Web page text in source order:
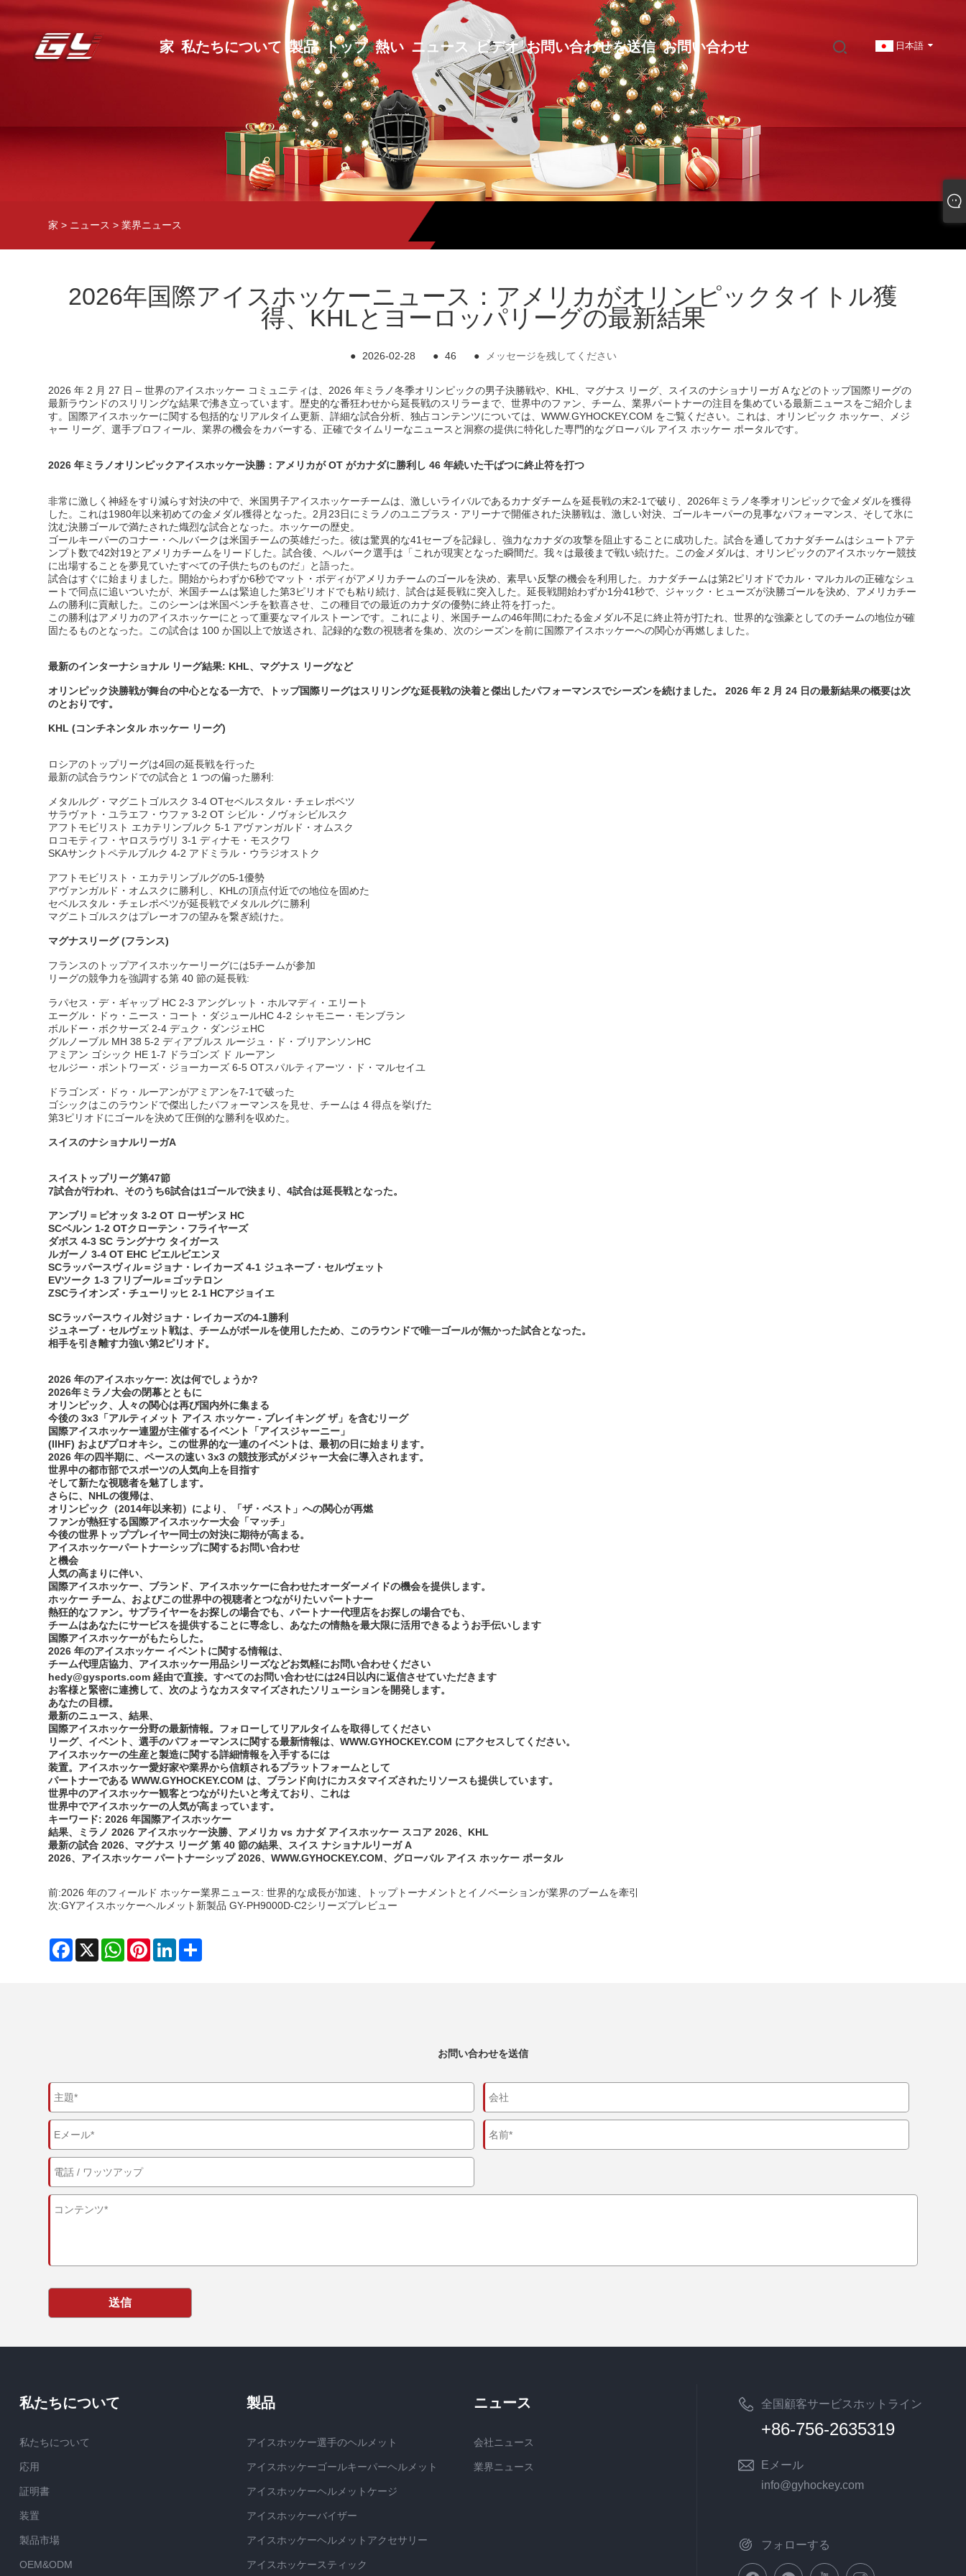
日本語
家 私たちについて 製品 トップ 熱い ニュース ビデオ お問い合わせを送信 お問い合わせ
家 > ニュース >業界ニュース
2026年国際アイスホッケーニュース：アメリカがオリンピックタイトル獲
得、KHLとヨーロッパリーグの最新結果
● 2026-02-28 ● 46 ● メッセージを残してください
2026 年 2 月 27 日 – 世界のアイスホッケー コミュニティは、2026 年ミラノ冬季オリンピックの男子決勝戦や、KHL、マグナス リーグ、スイスのナショナリーガ A などのトップ国際リーグの
最新ラウンドのスリリングな結果で沸き立っています。歴史的な番狂わせから延長戦のスリラーまで、世界中のファン、チーム、業界パートナーの注目を集めている最新ニュースをご紹介しま
す。国際アイスホッケーに関する包括的なリアルタイム更新、詳細な試合分析、独占コンテンツについては、WWW.GYHOCKEY.COM をご覧ください。これは、オリンピック ホッケー、メジ
ャー リーグ、選手プロフィール、業界の機会をカバーする、正確でタイムリーなニュースと洞察の提供に特化した専門的なグローバル アイス ホッケー ポータルです。
2026 年ミラノオリンピックアイスホッケー決勝：アメリカが OT がカナダに勝利し 46 年続いた干ばつに終止符を打つ
非常に激しく神経をすり減らす対決の中で、米国男子アイスホッケーチームは、激しいライバルであるカナダチームを延長戦の末2-1で破り、2026年ミラノ冬季オリンピックで金メダルを獲得
した。これは1980年以来初めての金メダル獲得となった。2月23日にミラノのユニプラス・アリーナで開催された決勝戦は、激しい対決、ゴールキーパーの見事なパフォーマンス、そして氷に
沈む決勝ゴールで満たされた熾烈な試合となった。ホッケーの歴史。
ゴールキーパーのコナー・ヘルバークは米国チームの英雄だった。彼は驚異的な41セーブを記録し、強力なカナダの攻撃を阻止することに成功した。試合を通してカナダチームはシュートアテ
ンプト数で42対19とアメリカチームをリードした。試合後、ヘルバーク選手は「これが現実となった瞬間だ。我々は最後まで戦い続けた。この金メダルは、オリンピックのアイスホッケー競技
に出場することを夢見ていたすべての子供たちのものだ」と語った。
試合はすぐに始まりました。開始からわずか6秒でマット・ボディがアメリカチームのゴールを決め、素早い反撃の機会を利用した。カナダチームは第2ピリオドでカル・マルカルの正確なシュ
ートで同点に追いついたが、米国チームは緊迫した第3ピリオドでも粘り続け、試合は延長戦に突入した。延長戦開始わずか1分41秒で、ジャック・ヒューズが決勝ゴールを決め、アメリカチー
ムの勝利に貢献した。このシーンは米国ベンチを歓喜させ、この種目での最近のカナダの優勢に終止符を打った。
この勝利はアメリカのアイスホッケーにとって重要なマイルストーンです。これにより、米国チームの46年間にわたる金メダル不足に終止符が打たれ、世界的な強豪としてのチームの地位が確
固たるものとなった。この試合は 100 か国以上で放送され、記録的な数の視聴者を集め、次のシーズンを前に国際アイスホッケーへの関心が再燃しました。
最新のインターナショナル リーグ結果: KHL、マグナス リーグなど
オリンピック決勝戦が舞台の中心となる一方で、トップ国際リーグはスリリングな延長戦の決着と傑出したパフォーマンスでシーズンを続けました。 2026 年 2 月 24 日の最新結果の概要は次
のとおりです。
KHL (コンチネンタル ホッケー リーグ)
ロシアのトップリーグは4回の延長戦を行った
最新の試合ラウンドでの試合と 1 つの偏った勝利:
メタルルグ・マグニトゴルスク 3-4 OTセベルスタル・チェレポベツ
サラヴァト・ユラエフ・ウファ 3-2 OT シビル・ノヴォシビルスク
アフトモビリスト エカテリンブルク 5-1 アヴァンガルド・オムスク
ロコモティフ・ヤロスラヴリ 3-1 ディナモ・モスクワ
SKAサンクトペテルブルク 4-2 アドミラル・ウラジオストク
アフトモビリスト・エカテリンブルグの5-1優勢
アヴァンガルド・オムスクに勝利し、KHLの頂点付近での地位を固めた
セベルスタル・チェレポベツが延長戦でメタルルグに勝利
マグニトゴルスクはプレーオフの望みを繋ぎ続けた。
マグナスリーグ (フランス)
フランスのトップアイスホッケーリーグには5チームが参加
リーグの競争力を強調する第 40 節の延長戦:
ラパセス・デ・ギャップ HC 2-3 アングレット・ホルマディ・エリート
エーグル・ドゥ・ニース・コート・ダジュールHC 4-2 シャモニー・モンブラン
ボルドー・ボクサーズ 2-4 デュク・ダンジェHC
グルノーブル MH 38 5-2 ディアブルス ルージュ・ド・ブリアンソンHC
アミアン ゴシック HE 1-7 ドラゴンズ ド ルーアン
セルジー・ポントワーズ・ジョーカーズ 6-5 OTスパルティアーツ・ド・マルセイユ
ドラゴンズ・ドゥ・ルーアンがアミアンを7-1で破った
ゴシックはこのラウンドで傑出したパフォーマンスを見せ、チームは 4 得点を挙げた
第3ピリオドにゴールを決めて圧倒的な勝利を収めた。
スイスのナショナルリーガA
スイストップリーグ第47節
7試合が行われ、そのうち6試合は1ゴールで決まり、4試合は延長戦となった。
アンブリ＝ピオッタ 3-2 OT ローザンヌ HC
SCベルン 1-2 OTクローテン・フライヤーズ
ダボス 4-3 SC ラングナウ タイガース
ルガーノ 3-4 OT EHC ビエルビエンヌ
SCラッパースヴィル＝ジョナ・レイカーズ 4-1 ジュネーブ・セルヴェット
EVツーク 1-3 フリブール＝ゴッテロン
ZSCライオンズ・チューリッヒ 2-1 HCアジョイエ
SCラッパースウィル対ジョナ・レイカーズの4-1勝利
ジュネーブ・セルヴェット戦は、チームがボールを使用したため、このラウンドで唯一ゴールが無かった試合となった。
相手を引き離す力強い第2ピリオド。
2026 年のアイスホッケー: 次は何でしょうか?
2026年ミラノ大会の閉幕とともに
オリンピック、人々の関心は再び国内外に集まる
今後の 3x3「アルティメット アイス ホッケー - ブレイキング ザ」を含むリーグ
国際アイスホッケー連盟が主催するイベント「アイスジャーニー」
(IIHF) およびプロオキシ。この世界的な一連のイベントは、最初の日に始まります。
2026 年の四半期に、ペースの速い 3x3 の競技形式がメジャー大会に導入されます。
世界中の都市部でスポーツの人気向上を目指す
そして新たな視聴者を魅了します。
さらに、NHLの復帰は、
オリンピック（2014年以来初）により、「ザ・ベスト」への関心が再燃
ファンが熱狂する国際アイスホッケー大会「マッチ」
今後の世界トッププレイヤー同士の対決に期待が高まる。
アイスホッケーパートナーシップに関するお問い合わせ
と機会
人気の高まりに伴い、
国際アイスホッケー、ブランド、アイスホッケーに合わせたオーダーメイドの機会を提供します。
ホッケー チーム、およびこの世界中の視聴者とつながりたいパートナー
熱狂的なファン。サプライヤーをお探しの場合でも、パートナー代理店をお探しの場合でも、
チームはあなたにサービスを提供することに専念し、あなたの情熱を最大限に活用できるようお手伝いします
国際アイスホッケーがもたらした。
2026 年のアイスホッケー イベントに関する情報は、
チーム代理店協力、アイスホッケー用品シリーズなどお気軽にお問い合わせください
hedy@gysports.com 経由で直接。すべてのお問い合わせには24日以内に返信させていただきます
お客様と緊密に連携して、次のようなカスタマイズされたソリューションを開発します。
あなたの目標。
最新のニュース、結果、
国際アイスホッケー分野の最新情報。フォローしてリアルタイムを取得してください
リーグ、イベント、選手のパフォーマンスに関する最新情報は、WWW.GYHOCKEY.COM にアクセスしてください。
アイスホッケーの生産と製造に関する詳細情報を入手するには
装置。アイスホッケー愛好家や業界から信頼されるプラットフォームとして
パートナーである WWW.GYHOCKEY.COM は、ブランド向けにカスタマイズされたリソースも提供しています。
世界中のアイスホッケー観客とつながりたいと考えており、これは
世界中でアイスホッケーの人気が高まっています。
キーワード: 2026 年国際アイスホッケー
結果、ミラノ 2026 アイスホッケー決勝、アメリカ vs カナダ アイスホッケー スコア 2026、KHL
最新の試合 2026、マグナス リーグ 第 40 節の結果、スイス ナショナルリーガ A
2026、アイスホッケー パートナーシップ 2026、WWW.GYHOCKEY.COM、グローバル アイス ホッケー ポータル
前:2026 年のフィールド ホッケー業界ニュース: 世界的な成長が加速、トップトーナメントとイノベーションが業界のブームを牽引
次:GYアイスホッケーヘルメット新製品 GY-PH9000D-C2シリーズプレビュー
Facebook
X WhatsAppPinterestLinkedIn
お問い合わせを送信
送信
全国顧客サービスホットライン
+86-756-2635319
Eメール
info@gyhockey.com
フォローする
私たちについて
私たちについて
応用
証明書
装置
製品市場
OEM&ODM
製品
アイスホッケー選手のヘルメット
アイスホッケーゴールキーパーヘルメット
アイスホッケーヘルメットケージ
アイスホッケーバイザー
アイスホッケーヘルメットアクセサリー
アイスホッケースティック
ニュース
会社ニュース
業界ニュース